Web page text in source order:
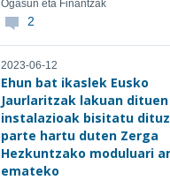
Ogasun eta Finantzak
2
2023-06-12
Ehun bat ikaslek Eusko
Jaurlaritzak lakuan dituen
instalazioak bisitatu
parte hartu duten Zerga
Hezkuntzako moduluari
emateko